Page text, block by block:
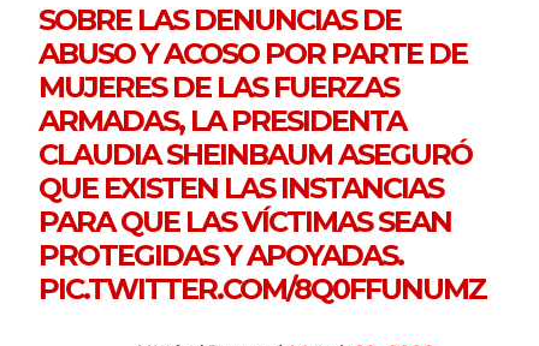
SOBRE LAS DENUNCIAS DE
ABUSO Y ACOSO POR PARTE DE
MUJERES DE LAS FUERZAS
ARMADAS, LA PRESIDENTA
CLAUDIA SHEINBAUM ASEGURÓ
QUE EXISTEN LAS INSTANCIAS
PARA QUE LAS VÍCTIMAS SEAN
PROTEGIDAS Y APOYADAS.
PIC.TWITTER.COM/8Q0FFUNUMZ